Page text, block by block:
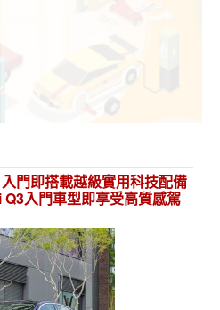
門即搭載越級實用科技配備
入門車型即享受高質感駕